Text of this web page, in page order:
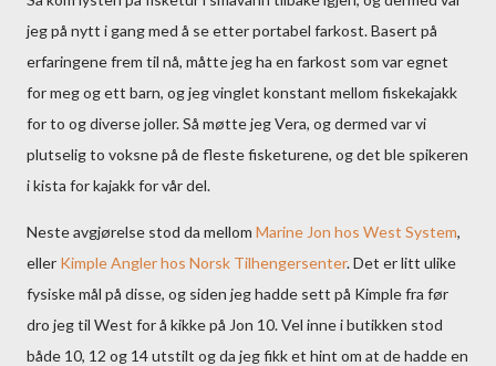
jeg på nytt i gang med å se etter portabel farkost. Basert på
erfaringene frem til nå, måtte jeg ha en farkost som var egnet
for meg og ett barn, og jeg vinglet konstant mellom fiskekajakk
for to og diverse joller. Så møtte jeg Vera, og dermed var vi
plutselig to voksne på de fleste fisketurene, og det ble spikeren
i kista for kajakk for vår del.
Neste avgjørelse stod da mellom Marine Jon hos West System,
eller Kimple Angler hos Norsk Tilhengersenter. Det er litt ulike
fysiske mål på disse, og siden jeg hadde sett på Kimple fra før
dro jeg til West for å kikke på Jon 10. Vel inne i butikken stod
både 10, 12 og 14 utstilt og da jeg fikk et hint om at de hadde en